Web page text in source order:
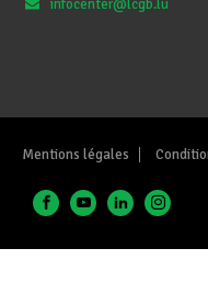
infocenter@lcgb.lu
Mentions légales